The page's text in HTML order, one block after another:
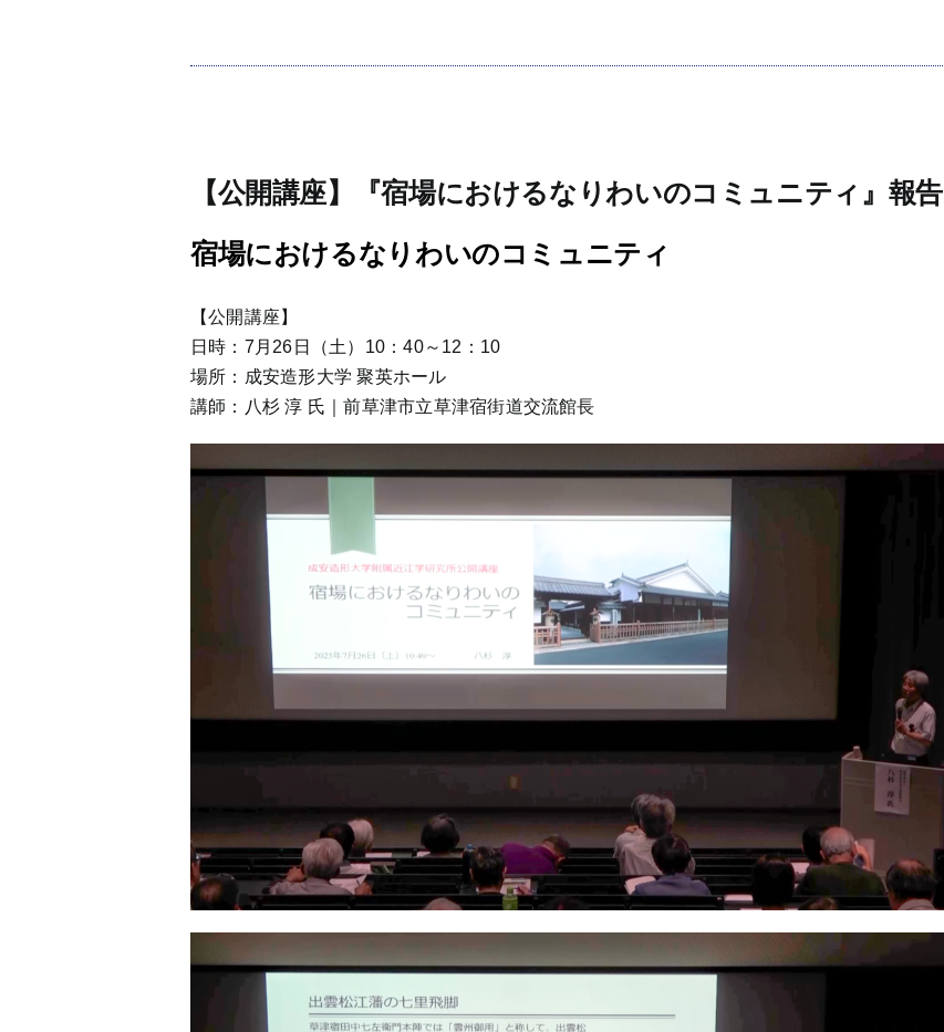
【公開講座】『宿場におけるなりわいのコミュニティ』報告
宿場におけるなりわいのコミュニティ
【公開講座】
日時：7月26日（土）10：40～12：10
場所：成安造形大学 聚英ホール
講師：八杉 淳 氏｜前草津市立草津宿街道交流館長